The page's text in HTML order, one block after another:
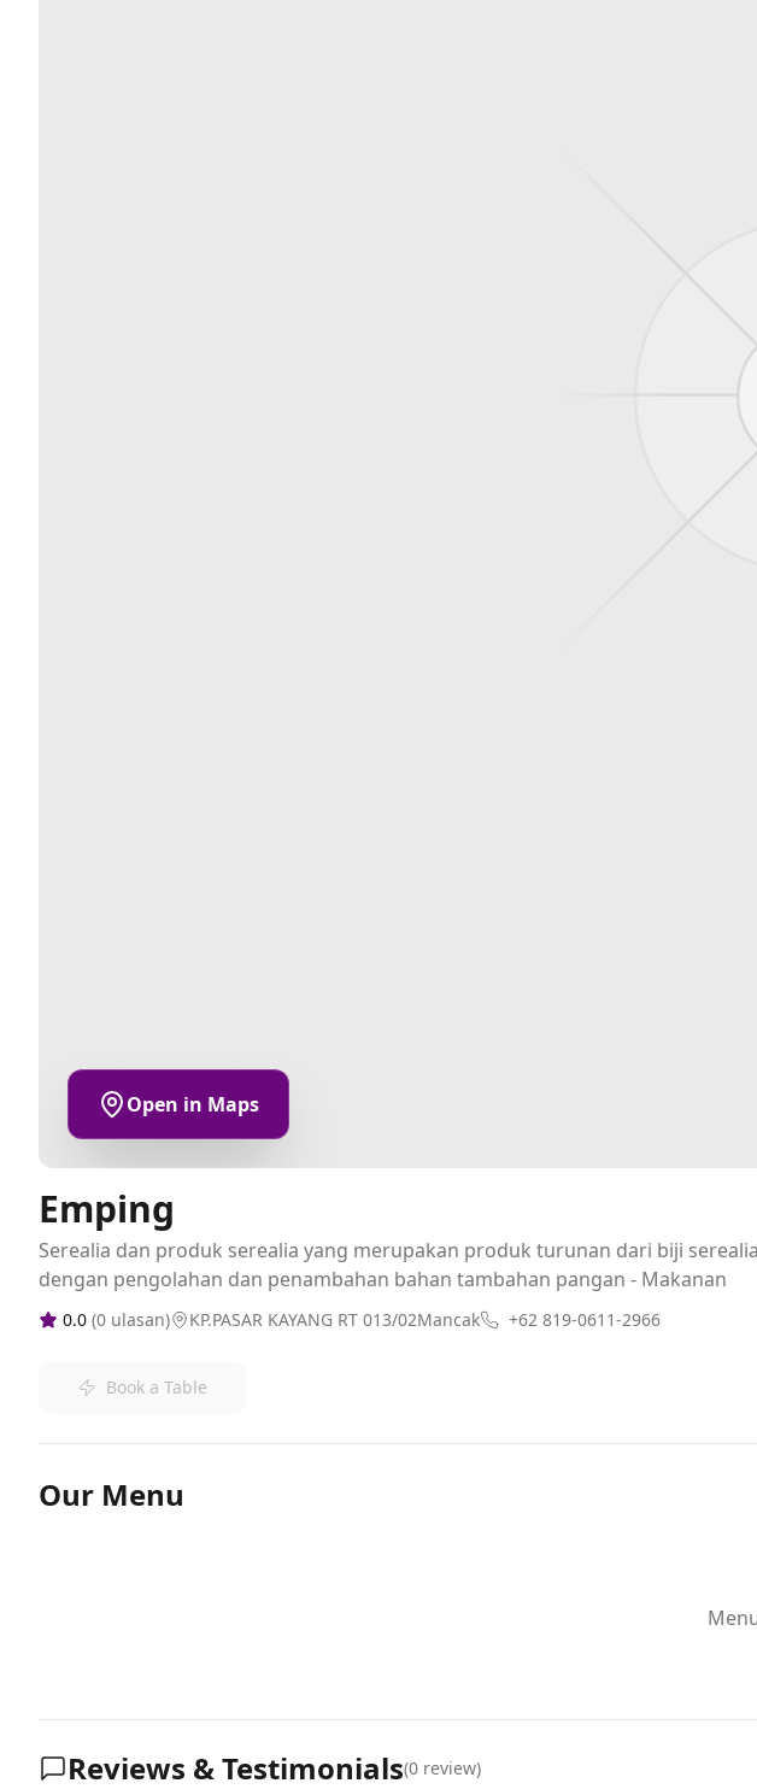
Open in Maps
Emping
Serealia dan produk serealia yang merupakan produk turunan dari biji
dengan pengolahan dan penambahan bahan tambahan pangan - Makanan
0.0 (0 ulasan) KP.PASAR KAYANG RT 013/02Mancak +62 819-0611-2966
Book a Table
Our Menu
Reviews & Testimonials(0 review)